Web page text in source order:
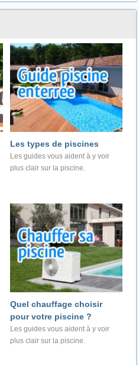
Les types de piscines
Les guides vous aident à y voir
plus clair sur la piscine.
Quel chauffage choisir
pour votre piscine ?
Les guides vous aident à y voir
plus clair sur la piscine.